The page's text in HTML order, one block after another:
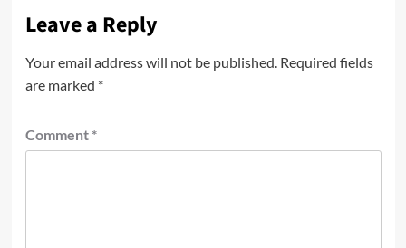
Leave a Reply
Your email address will not be published. Required fields
are marked *
Comment *